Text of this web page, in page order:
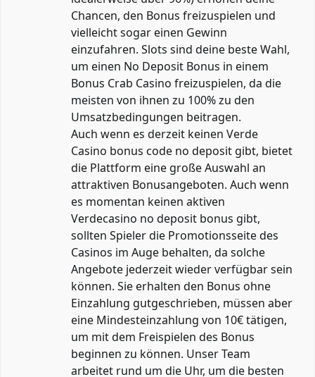
Chancen, den Bonus freizuspielen und
vielleicht sogar einen Gewinn
einzufahren. Slots sind deine beste Wahl,
um einen No Deposit Bonus in einem
Bonus Crab Casino freizuspielen, da die
meisten von ihnen zu 100% zu den
Umsatzbedingungen beitragen.
Auch wenn es derzeit keinen Verde
Casino bonus code no deposit gibt, bietet
die Plattform eine große Auswahl an
attraktiven Bonusangeboten. Auch wenn
es momentan keinen aktiven
Verdecasino no deposit bonus gibt,
sollten Spieler die Promotionsseite des
Casinos im Auge behalten, da solche
Angebote jederzeit wieder verfügbar sein
können. Sie erhalten den Bonus ohne
Einzahlung gutgeschrieben, müssen aber
eine Mindesteinzahlung von 10€ tätigen,
um mit dem Freispielen des Bonus
beginnen zu können. Unser Team
arbeitet rund um die Uhr, um die besten